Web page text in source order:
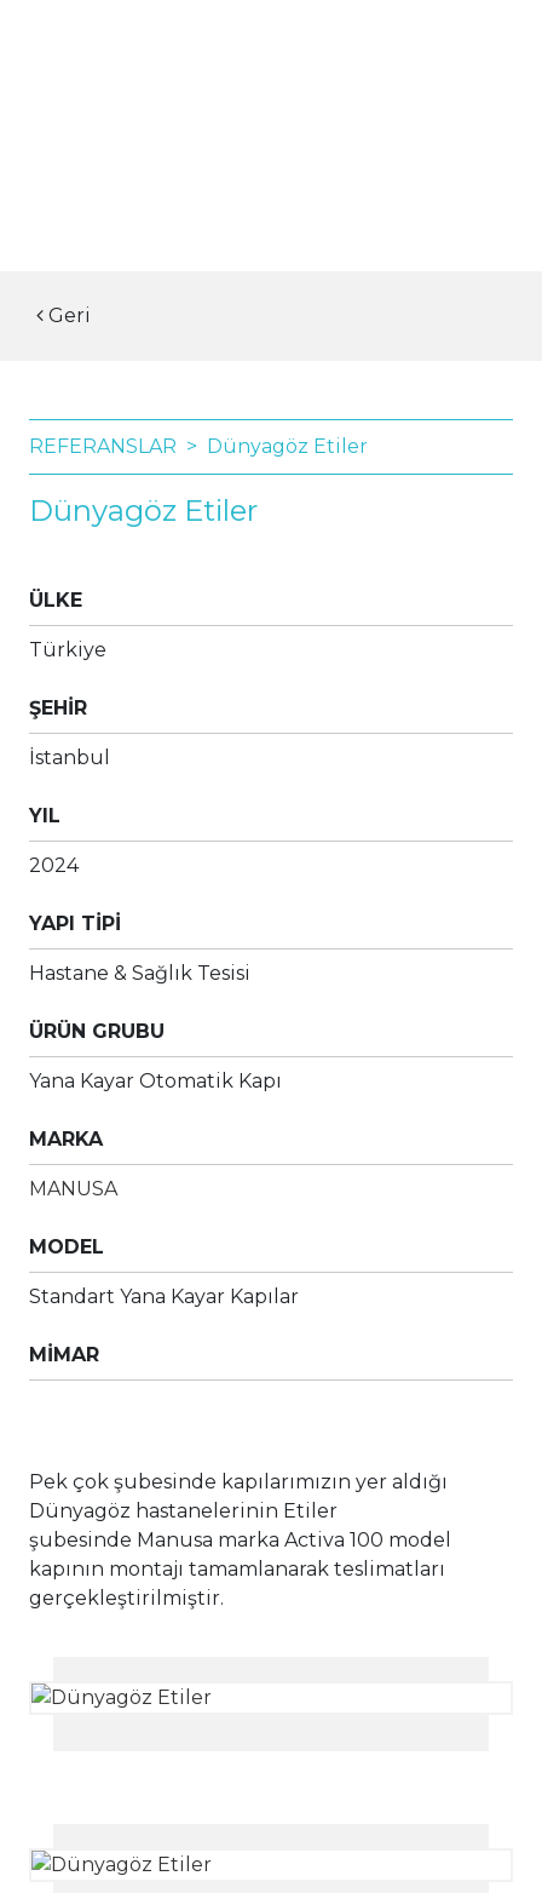
Geri
REFERANSLAR Dünyagöz Etiler
Dünyagöz Etiler
ÜLKE
Türkiye
ŞEHİR
İstanbul
YIL
2024
YAPI TİPİ
Hastane & Sağlık Tesisi
ÜRÜN GRUBU
Yana Kayar Otomatik Kapı
MARKA
MANUSA
MODEL
Standart Yana Kayar Kapılar
MİMAR
Pek çok şubesinde kapılarımızın yer aldığı
Dünyagöz hastanelerinin Etiler
şubesinde Manusa marka Activa 100 model
kapının montajı tamamlanarak teslimatları
gerçekleştirilmiştir.